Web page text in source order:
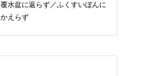
覆水盆に返らず／ふくすいぼんに
かえらず